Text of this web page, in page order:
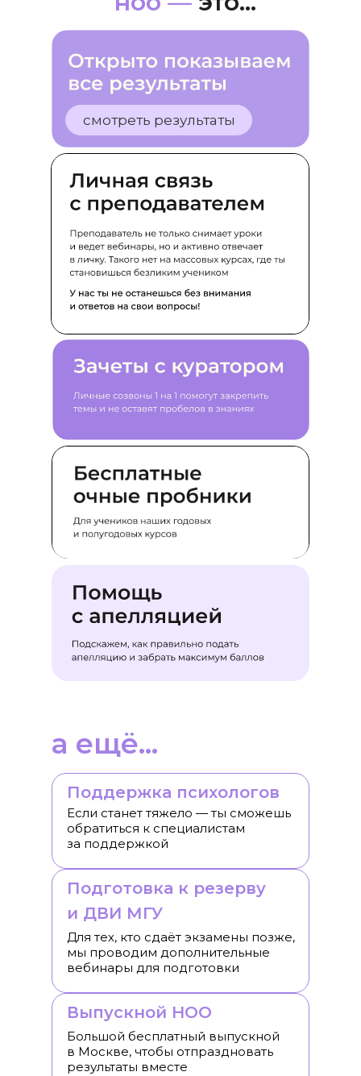
смотреть результаты
а ещё...
Поддержка психологов
Если станет тяжело — ты сможешь
обратиться к специалистам
за поддержкой
Подготовка к резерву
и ДВИ МГУ
Для тех, кто сдаёт экзамены позже,
мы проводим дополнительные
вебинары для подготовки
Выпускной НОО
Большой бесплатный выпускной
в Москве, чтобы отпраздновать
результаты вместе